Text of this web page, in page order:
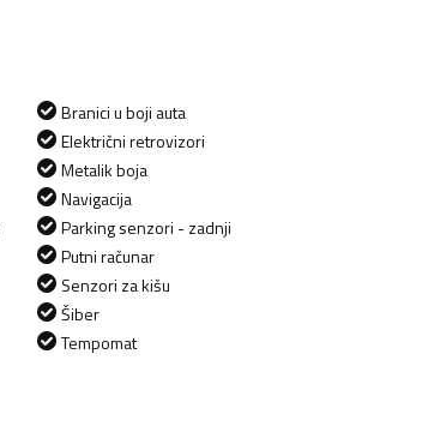
Branici u boji auta
Električni retrovizori
Metalik boja
Navigacija
Parking senzori - zadnji
Putni računar
Senzori za kišu
Šiber
Tempomat